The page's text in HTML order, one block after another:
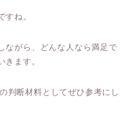
ね。
ながら、どんな人なら満足で
きます。
判断材料としてぜひ参考にし